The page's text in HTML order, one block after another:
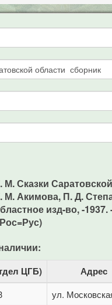
Сказки
М. Акимова, П. Д.
изд-во, -1937.
ЦГБ) Адрес
ул.